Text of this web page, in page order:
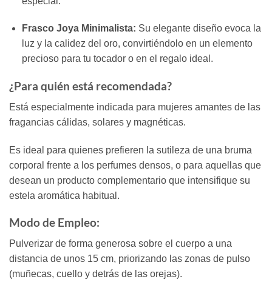
Frasco Joya Minimalista: Su elegante diseño evoca la
luz y la calidez del oro, convirtiéndolo en un elemento
precioso para tu tocador o en el regalo ideal.
¿Para quién está recomendada?
Está especialmente indicada para mujeres amantes de las
fragancias cálidas, solares y magnéticas.
Es ideal para quienes prefieren la sutileza de una bruma
corporal frente a los perfumes densos, o para aquellas que
desean un producto complementario que intensifique su
estela aromática habitual.
Modo de Empleo:
Pulverizar de forma generosa sobre el cuerpo a una
distancia de unos 15 cm, priorizando las zonas de pulso
(muñecas, cuello y detrás de las orejas).